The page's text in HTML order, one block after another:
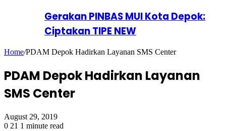
Gerakan PINBAS MUI Kota Depok:
Ciptakan TIPE NEW
Home/PDAM Depok Hadirkan Layanan SMS Center
PDAM Depok Hadirkan Layanan
SMS Center
August 29, 2019
0 21 1 minute read